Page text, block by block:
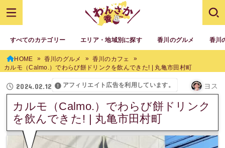
すべてのカテゴリー エリア・地域別に探す 香川のグルメ 香川
HOME 香川のグルメ
香川のカフェ
カルモ（Calmo.）でわらび餅ドリンクを飲んできた! | 丸亀市田村町
2024.02.12 アフィリエイト広告を利用しています。 ヨス
カルモ（Calmo.）でわらび餅ドリンク
を飲んできた! | 丸亀市田村町